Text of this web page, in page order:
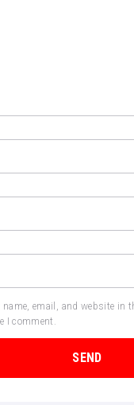
name, email, and website in
I comment.